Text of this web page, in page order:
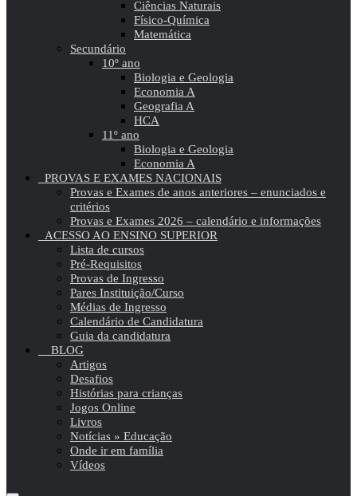
Ciências Naturais
Físico-Química
Matemática
Secundário
10º ano
Biologia e Geologia
Economia A
Geografia A
HCA
11º ano
Biologia e Geologia
Economia A
PROVAS E EXAMES NACIONAIS
Provas e Exames de anos anteriores – enunciados e
critérios
Provas e Exames 2026 – calendário e informações
ACESSO AO ENSINO SUPERIOR
Lista de cursos
Pré-Requisitos
Provas de Ingresso
Pares Instituição/Curso
Médias de Ingresso
Calendário de Candidatura
Guia da candidatura
BLOG
Artigos
Desafios
Histórias para crianças
Jogos Online
Livros
Notícias » Educação
Onde ir em família
Vídeos